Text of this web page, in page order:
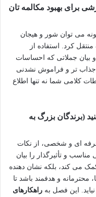
برای بهبود مکالمه تان
می توان شور و هیجان
کرد. استفاده از
بیان جملاتی که احساسات
جذاب تر و فراموش نشدنی
کلامی شما نه تنها اطلاع
(برندگان بزرگ به
ای و شخصی، از نکات
و تأثیرگذار را بیان
می کند، بلکه نشان دهنده
و هدفمند باشد تا
این فصل به راهکارهای